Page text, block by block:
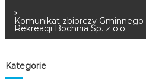
a
w
i
Komunikat zbiorczy Gminnego
Rekreacji Bochnia Sp. z o.o.
Kategorie